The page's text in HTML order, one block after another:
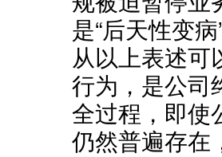
是“后天性变
从以上表述可
行为，是公司
全过程，即使
仍然普遍存在